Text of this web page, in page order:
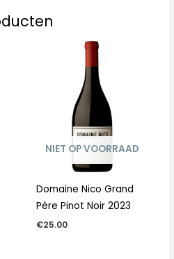
NIET OP VOORRAAD
Domaine Nico Grand
Père Pinot Noir 2023
€25.00